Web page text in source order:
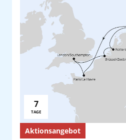
Aktionsangebot
Reisedauer:
7
TAGE